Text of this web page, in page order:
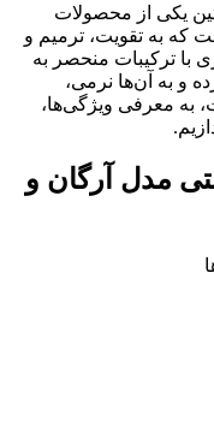
یکی از محصولات
که به تقویت، ترمیم و
ترکیبات منحصر به
و به آن‌ها نرمی،
به معرفی ویژگی‌ها،
مدل آرگان و